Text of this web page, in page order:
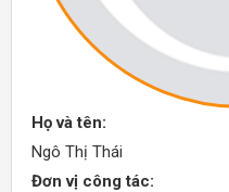
Họ và tên:
Ngô Thị Thái
Đơn vị công tác: